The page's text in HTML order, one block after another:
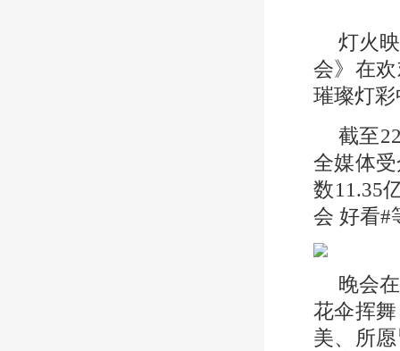
灯火
会》在
璀璨灯
截至
全媒体
数11.35
会 好看#
晚会
花伞挥
美、所